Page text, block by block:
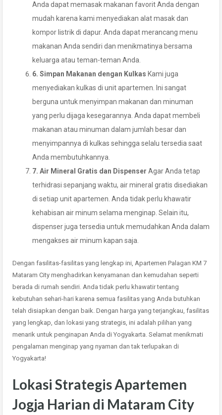
Anda dapat memasak makanan favorit Anda dengan
mudah karena kami menyediakan alat masak dan
kompor listrik di dapur. Anda dapat merancang menu
makanan Anda sendiri dan menikmatinya bersama
keluarga atau teman-teman Anda.
6. Simpan Makanan dengan Kulkas Kami juga
menyediakan kulkas di unit apartemen. Ini sangat
berguna untuk menyimpan makanan dan minuman
yang perlu dijaga kesegarannya. Anda dapat membeli
makanan atau minuman dalam jumlah besar dan
menyimpannya di kulkas sehingga selalu tersedia saat
Anda membutuhkannya.
7. Air Mineral Gratis dan Dispenser Agar Anda tetap
terhidrasi sepanjang waktu, air mineral gratis disediakan
di setiap unit apartemen. Anda tidak perlu khawatir
kehabisan air minum selama menginap. Selain itu,
dispenser juga tersedia untuk memudahkan Anda dalam
mengakses air minum kapan saja.
Dengan fasilitas-fasilitas yang lengkap ini, Apartemen Palagan KM 7
Mataram City menghadirkan kenyamanan dan kemudahan seperti
berada di rumah sendiri. Anda tidak perlu khawatir tentang
kebutuhan sehari-hari karena semua fasilitas yang Anda butuhkan
telah disiapkan dengan baik. Dengan harga yang terjangkau, fasilitas
yang lengkap, dan lokasi yang strategis, ini adalah pilihan yang
menarik untuk penginapan Anda di Yogyakarta. Selamat menikmati
pengalaman menginap yang nyaman dan tak terlupakan di
Yogyakarta!
Lokasi Strategis Apartemen
Jogja Harian di Mataram City